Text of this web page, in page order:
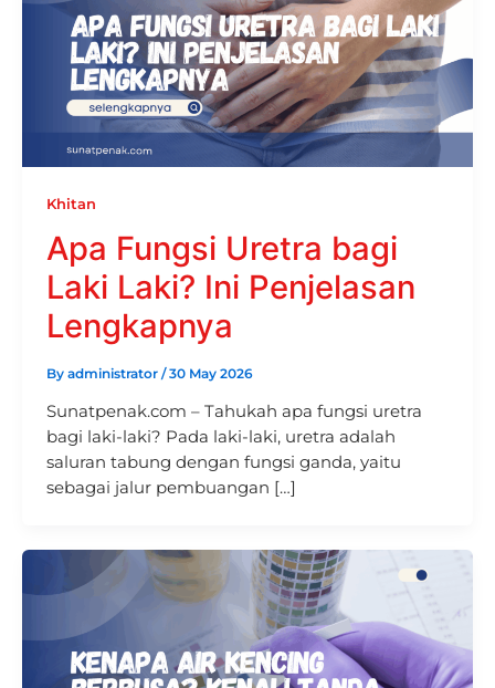
Khitan
Apa Fungsi Uretra bagi
Laki Laki? Ini Penjelasan
Lengkapnya
By administrator /30 May 2026
Sunatpenak.com – Tahukah apa fungsi uretra
bagi laki-laki? Pada laki-laki, uretra adalah
saluran tabung dengan fungsi ganda, yaitu
sebagai jalur pembuangan […]